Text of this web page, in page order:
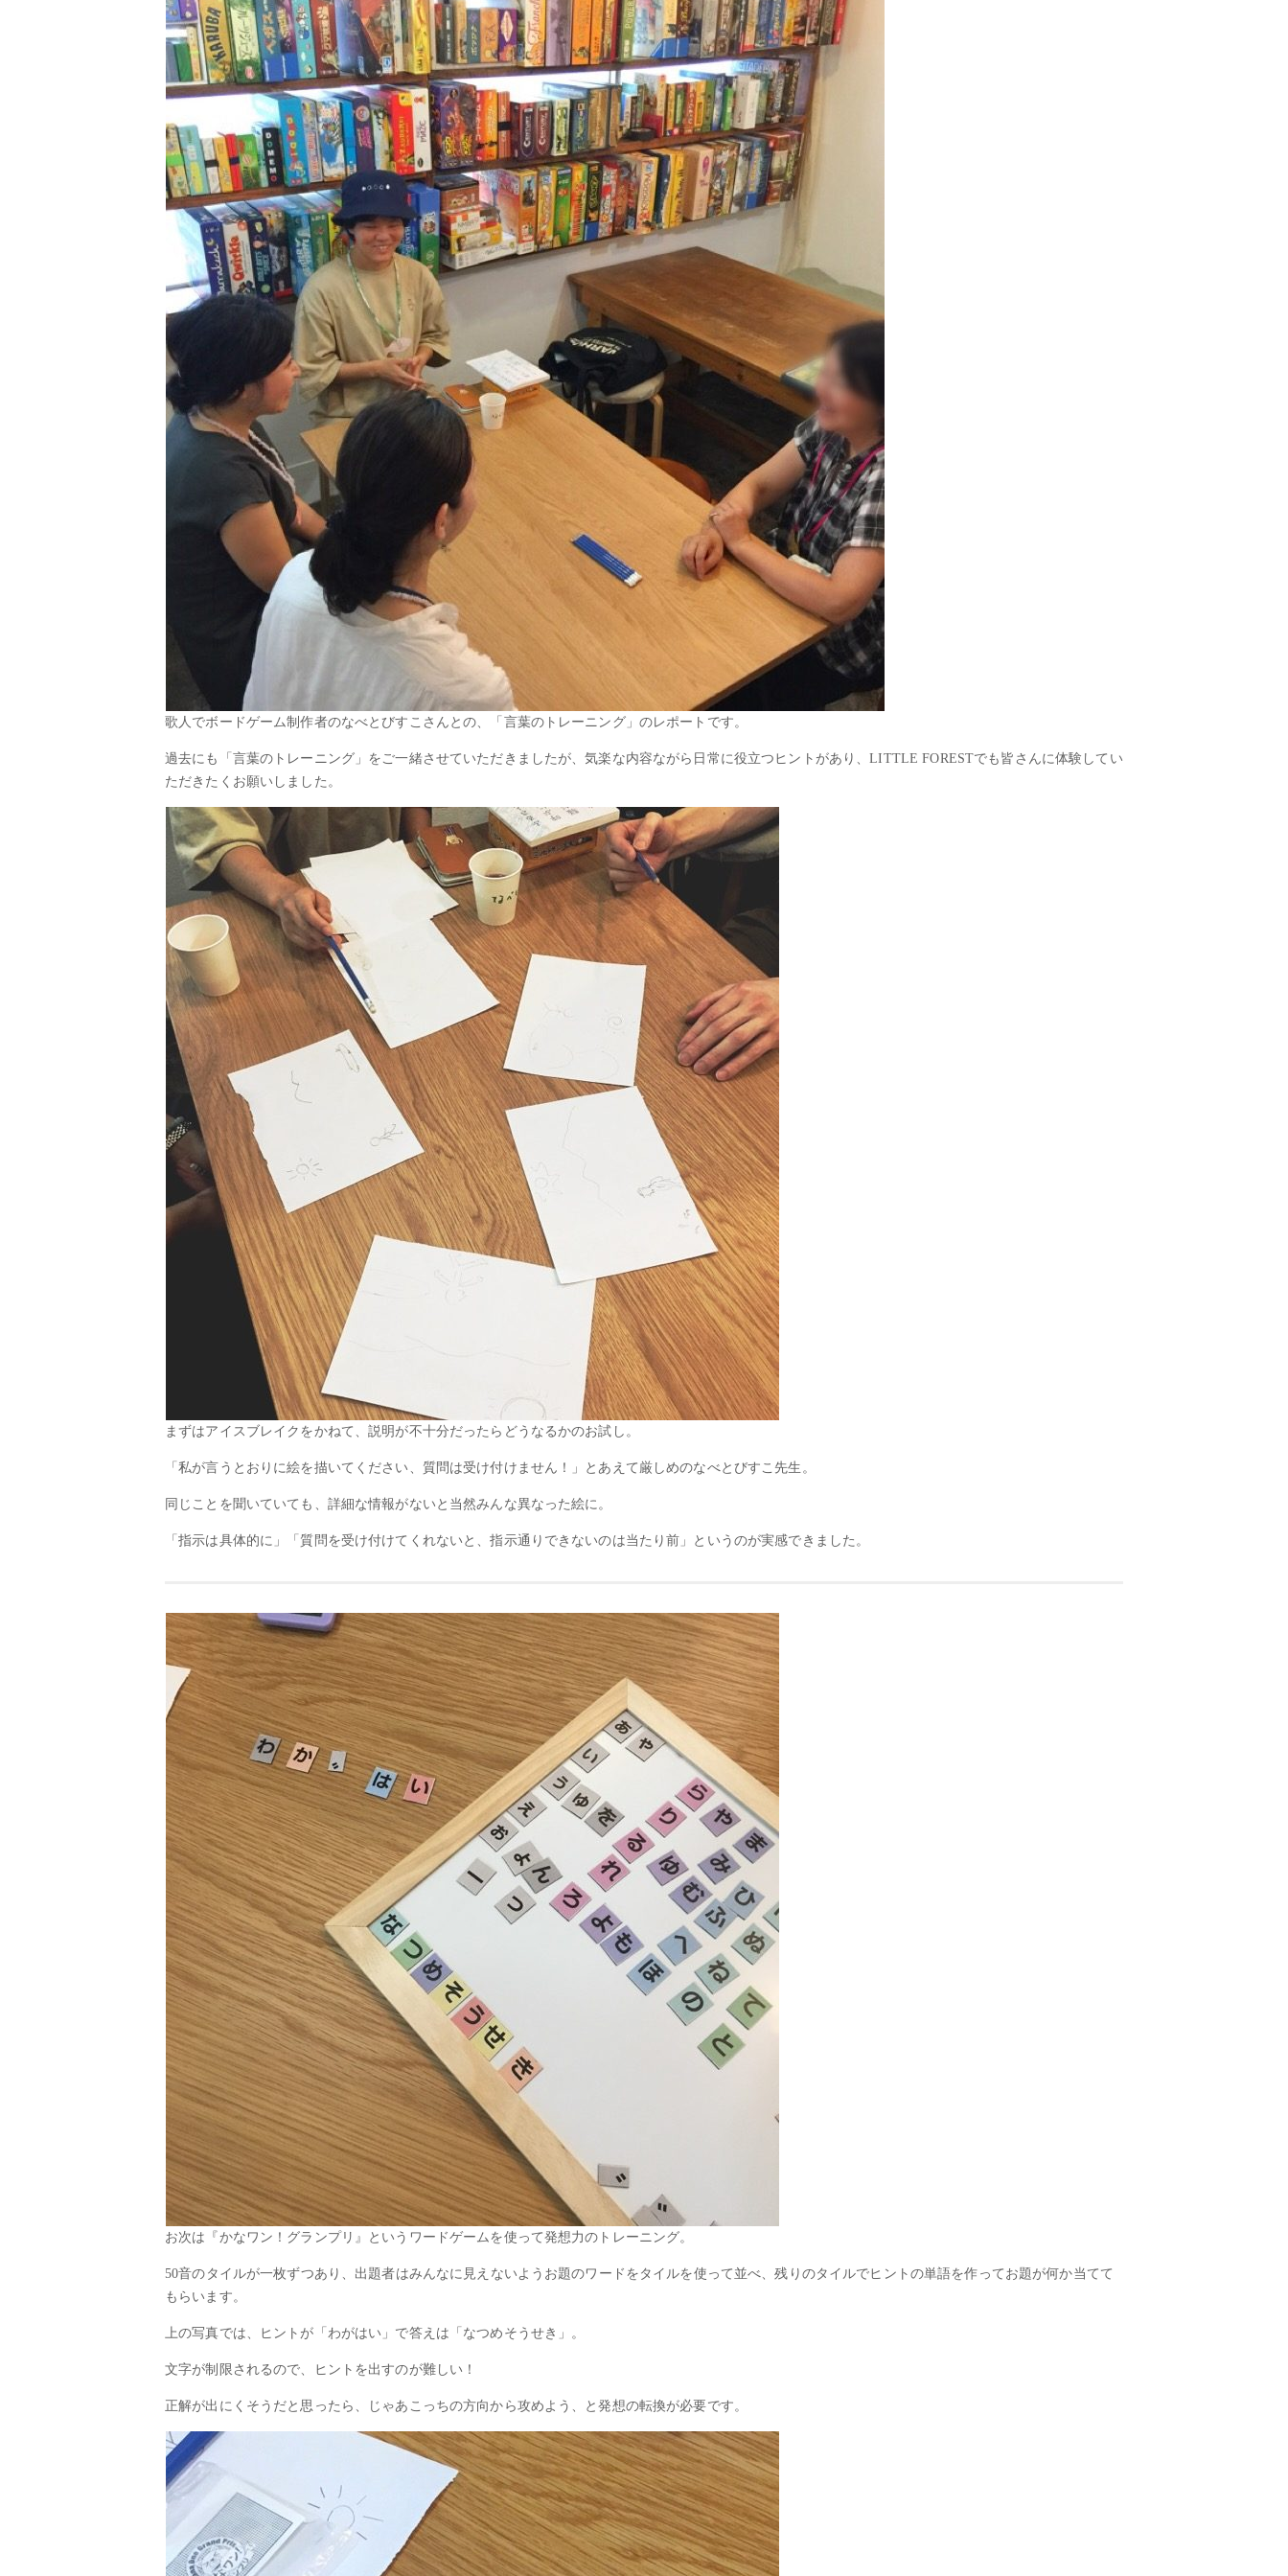
歌人でボードゲーム制作者のなべとびすこさんとの、「言葉のトレーニング」のレポートです。
過去にも「言葉のトレーニング」をご一緒させていただきましたが、気楽な内容ながら日常に役立つヒントがあり、LITTLE FORESTでも皆さんに体験してい
ただきたくお願いしました。
まずはアイスブレイクをかねて、説明が不十分だったらどうなるかのお試し。
「私が言うとおりに絵を描いてください、質問は受け付けません！」とあえて厳しめのなべとびすこ先生。
同じことを聞いていても、詳細な情報がないと当然みんな異なった絵に。
「指示は具体的に」「質問を受け付けてくれないと、指示通りできないのは当たり前」というのが実感できました。
お次は『かなワン！グランプリ』というワードゲームを使って発想力のトレーニング。
50音のタイルが一枚ずつあり、出題者はみんなに見えないようお題のワードをタイルを使って並べ、残りのタイルでヒントの単語を作ってお題が何か当てて
もらいます。
上の写真では、ヒントが「わがはい」で答えは「なつめそうせき」。
文字が制限されるので、ヒントを出すのが難しい！
正解が出にくそうだと思ったら、じゃあこっちの方向から攻めよう、と発想の転換が必要です。